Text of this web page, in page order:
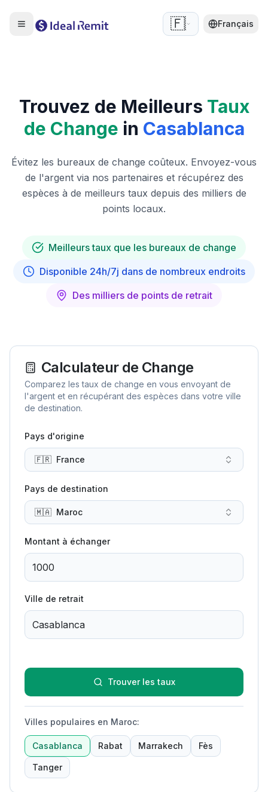
🇫🇷 Français
Trouvez de Meilleurs Taux
de Change in Casablanca
Évitez les bureaux de change coûteux. Envoyez-vous
de l'argent via nos partenaires et récupérez des
espèces à de meilleurs taux depuis des milliers de
points locaux.
Meilleurs taux que les bureaux de change
Disponible 24h/7j dans de nombreux endroits
Des milliers de points de retrait
Calculateur de Change
Comparez les taux de change en vous envoyant de
l'argent et en récupérant des espèces dans votre ville
de destination.
Pays d'origine
🇫🇷 France
Pays de destination
🇲🇦 Maroc
Montant à échanger
Ville de retrait
Trouver les taux
Villes populaires en Maroc:
Casablanca Rabat Marrakech Fès
Tanger